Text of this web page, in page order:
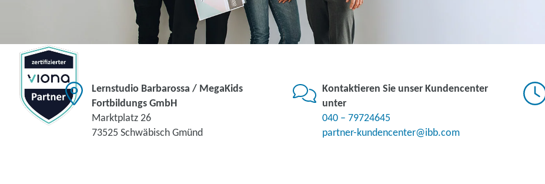
Lernstudio Barbarossa / MegaKids
Fortbildungs GmbH
Marktplatz 26
73525 Schwäbisch Gmünd
Kontaktieren Sie unser Kundencenter
unter
040 – 79724645
partner-kundencenter@ibb.com